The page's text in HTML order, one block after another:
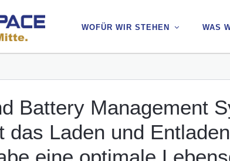
WOFÜR WIR STEHEN WAS
WOFÜR WIR STEHEN WAS
Battery Management
das Laden und